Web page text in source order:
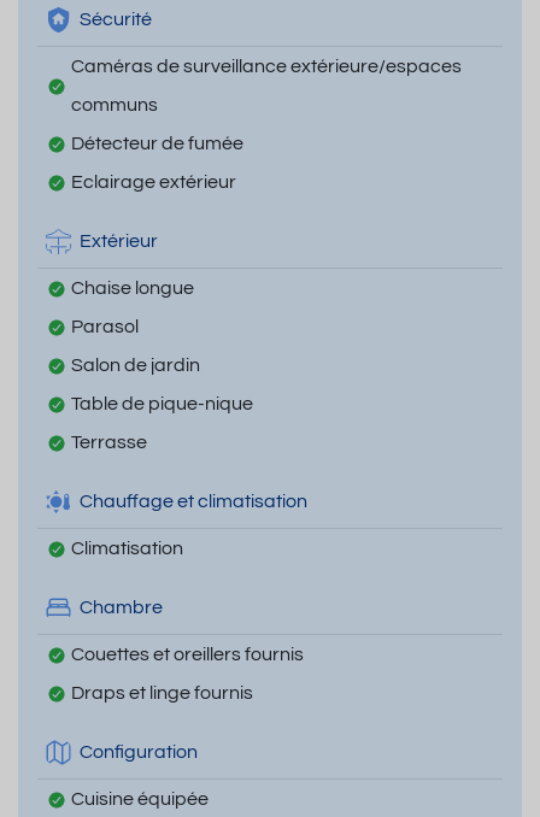
Sécurité
Caméras de surveillance extérieure/espaces
communs
Détecteur de fumée
Eclairage extérieur
Extérieur
Chaise longue
Parasol
Salon de jardin
Table de pique-nique
Terrasse
Chauffage et climatisation
Climatisation
Chambre
Couettes et oreillers fournis
Draps et linge fournis
Configuration
Cuisine équipée